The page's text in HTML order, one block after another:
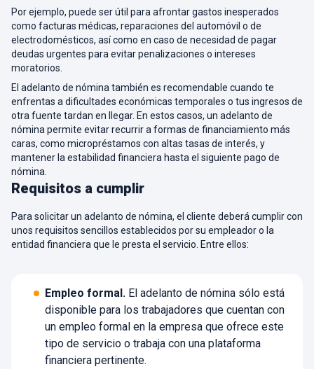
Por ejemplo, puede ser útil para afrontar gastos inesperados
como facturas médicas, reparaciones del automóvil o de
electrodomésticos, así como en caso de necesidad de pagar
deudas urgentes para evitar penalizaciones o intereses
moratorios.
El adelanto de nómina también es recomendable cuando te
enfrentas a dificultades económicas temporales o tus ingresos de
otra fuente tardan en llegar. En estos casos, un adelanto de
nómina permite evitar recurrir a formas de financiamiento más
caras, como micropréstamos con altas tasas de interés, y
mantener la estabilidad financiera hasta el siguiente pago de
nómina.
Requisitos a cumplir
Para solicitar un adelanto de nómina, el cliente deberá cumplir con
unos requisitos sencillos establecidos por su empleador o la
entidad financiera que le presta el servicio. Entre ellos:
Empleo formal. El adelanto de nómina sólo está
disponible para los trabajadores que cuentan con
un empleo formal en la empresa que ofrece este
tipo de servicio o trabaja con una plataforma
financiera pertinente.